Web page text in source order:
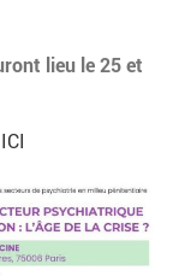
lieu le 25 et
ICI